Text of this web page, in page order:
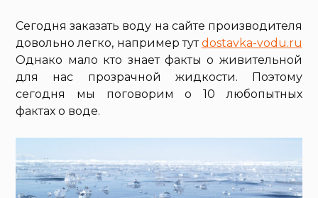
Сегодня заказать воду на сайте производителя
довольно легко, например тутdostavka-vodu.ru
Однако мало кто знает факты о живительной
для нас прозрачной жидкости. Поэтому
сегодня мы поговорим о 10 любопытных
фактах о воде.